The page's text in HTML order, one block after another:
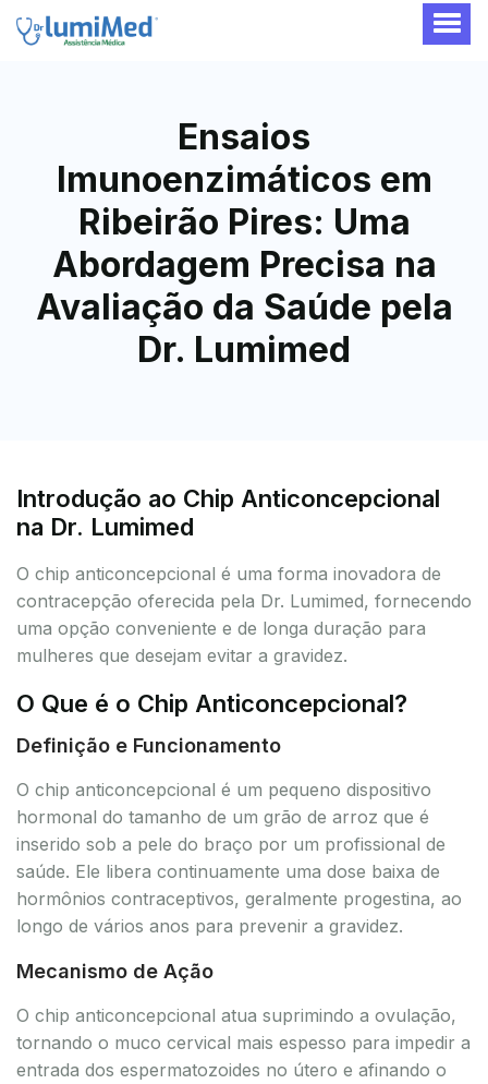
Ensaios
Imunoenzimáticos em
Ribeirão Pires: Uma
Abordagem Precisa na
Avaliação da Saúde pela
Dr. Lumimed
Introdução ao Chip Anticoncepcional
na Dr. Lumimed
O chip anticoncepcional é uma forma inovadora de
contracepção oferecida pela Dr. Lumimed, fornecendo
uma opção conveniente e de longa duração para
mulheres que desejam evitar a gravidez.
O Que é o Chip Anticoncepcional?
Definição e Funcionamento
O chip anticoncepcional é um pequeno dispositivo
hormonal do tamanho de um grão de arroz que é
inserido sob a pele do braço por um profissional de
saúde. Ele libera continuamente uma dose baixa de
hormônios contraceptivos, geralmente progestina, ao
longo de vários anos para prevenir a gravidez.
Mecanismo de Ação
O chip anticoncepcional atua suprimindo a ovulação,
tornando o muco cervical mais espesso para impedir a
entrada dos espermatozoides no útero e afinando o